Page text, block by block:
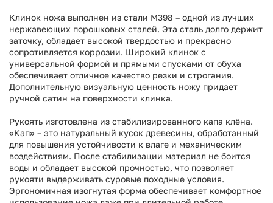
Клинок ножа выполнен из стали M398 – одной из лучших
нержавеющих порошковых сталей. Эта сталь долго держит
заточку, обладает высокой твердостью и прекрасно
сопротивляется коррозии. Широкий клинок с
универсальной формой и прямыми спусками от обуха
обеспечивает отличное качество резки и строгания.
Дополнительную визуальную ценность ножу придает
ручной сатин на поверхности клинка.
Рукоять изготовлена из стабилизированного капа клёна.
«Кап» – это натуральный кусок древесины, обработанный
для повышения устойчивости к влаге и механическим
воздействиям. После стабилизации материал не боится
воды и обладает высокой прочностью, что позволяет
рукояти выдерживать суровые походные условия.
Эргономичная изогнутая форма обеспечивает комфортное